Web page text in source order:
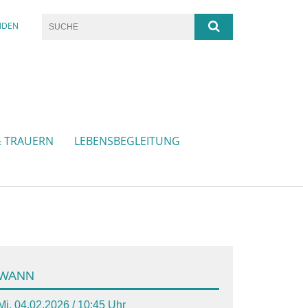
TRAUERN
LEBENSBEGLEITUNG
04.02.2026 / 10:45 Uhr